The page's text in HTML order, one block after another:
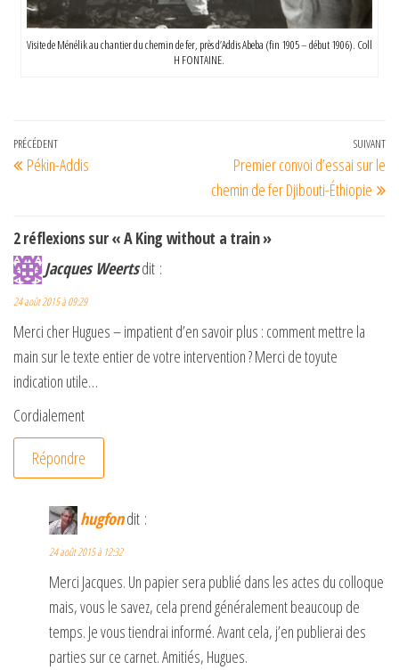
Visite de Ménélik au chantier du chemin de fer, près d’Addis Abeba (fin 1905 – début 1906). Coll
H FONTAINE.
Navigation
de
Article
précédent
PRÉCÉDENT
Pékin-Addis
SUIVANT
Premier convoi d’essai sur le
chemin de fer Djibouti-Éthiopie
2 réflexions sur « A King without a train »
Jacques Weertsdit :
24 août 2015 à 09:29
Merci cher Hugues – impatient d’en savoir plus : comment mettre la
main sur le texte entier de votre intervention ? Merci de toyute
indication utile…
Cordialement
Répondre
hugfondit :
24 août 2015 à 12:32
Merci Jacques. Un papier sera publié dans les actes du colloque
mais, vous le savez, cela prend généralement beaucoup de
temps. Je vous tiendrai informé. Avant cela, j’en publierai des
parties sur ce carnet. Amitiés, Hugues.